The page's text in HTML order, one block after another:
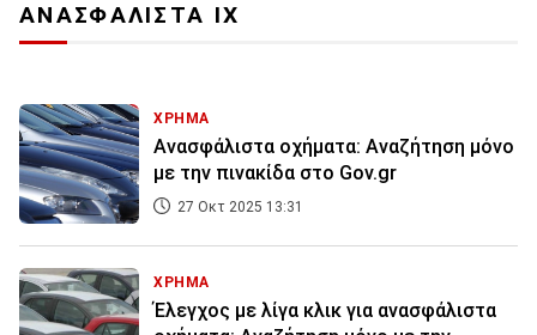
ΑΝΑΣΦΑΛΙΣΤΑ ΙΧ
ΧΡΗΜΑ
Ανασφάλιστα οχήματα: Αναζήτηση μόνο
με την πινακίδα στο Gov.gr
27 Οκτ 2025 13:31
ΧΡΗΜΑ
Έλεγχος με λίγα κλικ για ανασφάλιστα